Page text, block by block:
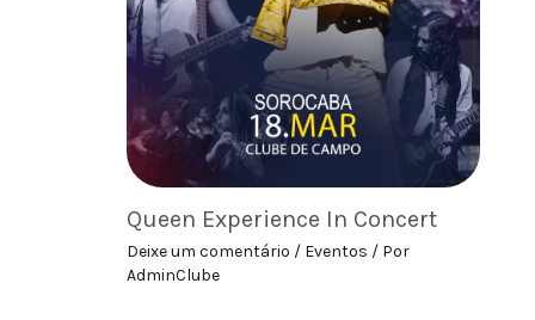
Queen Experience In Concert
Deixe um comentário / Eventos / Por
AdminClube